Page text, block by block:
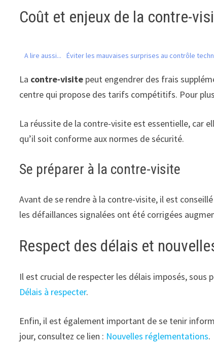
Coût et enjeux de la contre-
A lire aussi... Éviter les mauvaises surprises au contrôle
La contre-visite peut engendrer des frais
centre qui propose des tarifs compétitifs. Pour
La réussite de la contre-visite est essentielle, car
qu’il soit conforme aux normes de sécurité.
Se préparer à la contre-visite
Avant de se rendre à la contre-visite, il est
les défaillances signalées ont été corrigées
Respect des délais et
Il est crucial de respecter les délais imposés, sous
Délais à respecter.
Enfin, il est également important de se tenir
jour, consultez ce lien : Nouvelles réglementations.